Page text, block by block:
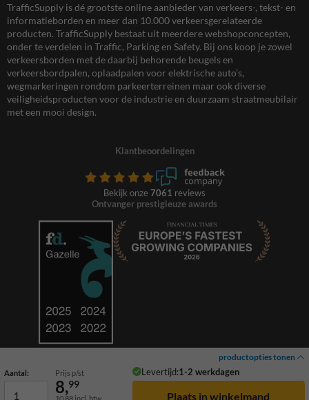
productopties tonen
Aantal: Prijs p/st Levertijd:1-2 werkdagen
8,99
TrafficSupply is dé grootste online aanbieder van verkeers-, tekst- en
informatieborden en meer dan 10.000 verkeersgerelateerde
producten. TrafficSupply bestaat uit meerdere webshopconcepten,
onder te verdelen in Traffic, Parking en Safety. Bij ons koop je zowel
verkeersborden met de daarbij behorende beugels en
verkeersbordpalen, oplaadpalen voor elektrische auto’s,
wegmarkeringen rondom parkeerterreinen maar ook diverse
veiligheidsproducten voor de industrie en duurzaam straatmeubilair
met een mooi design.
Klantbeoordelingen
Bekijk onze 7061 reviews
Ontvanger prestigieuze awards